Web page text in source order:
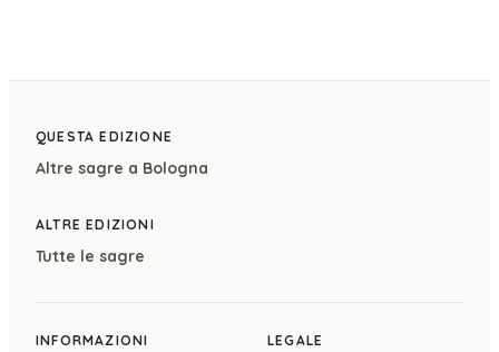
QUESTA EDIZIONE
Altre sagre a Bologna
ALTRE EDIZIONI
Tutte le sagre
INFORMAZIONI LEGALE